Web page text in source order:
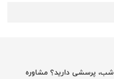
شنبه تا پنج شنبه 10 صبح تا 9 شب، پرسشی دارید؟ مشاوره